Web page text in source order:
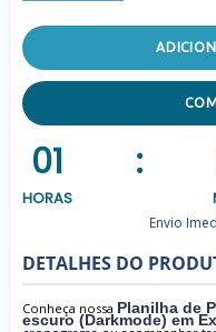
01 :
HORAS
Envio
DETALHES DO
Conheça nossa Planilha de
escuro (Darkmode) em